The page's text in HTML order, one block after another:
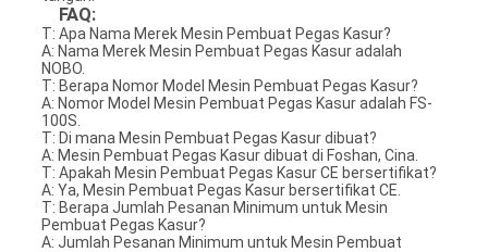
FAQ:
T: Apa Nama Merek Mesin Pembuat Pegas Kasur?
A: Nama Merek Mesin Pembuat Pegas Kasur adalah
NOBO.
T: Berapa Nomor Model Mesin Pembuat Pegas Kasur?
A: Nomor Model Mesin Pembuat Pegas Kasur adalah FS-
100S.
T: Di mana Mesin Pembuat Pegas Kasur dibuat?
A: Mesin Pembuat Pegas Kasur dibuat di Foshan, Cina.
T: Apakah Mesin Pembuat Pegas Kasur CE bersertifikat?
A: Ya, Mesin Pembuat Pegas Kasur bersertifikat CE.
T: Berapa Jumlah Pesanan Minimum untuk Mesin
Pembuat Pegas Kasur?
A: Jumlah Pesanan Minimum untuk Mesin Pembuat